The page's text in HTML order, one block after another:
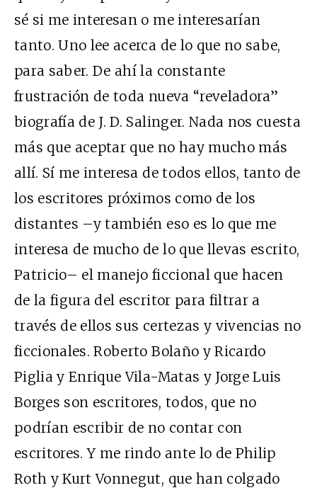
sé si me interesan o me interesarían
tanto. Uno lee acerca de lo que no sabe,
para saber. De ahí la constante
frustración de toda nueva “reveladora”
biografía de J. D. Salinger. Nada nos cuesta
más que aceptar que no hay mucho más
allí. Sí me interesa de todos ellos, tanto de
los escritores próximos como de los
distantes –y también eso es lo que me
interesa de mucho de lo que llevas escrito,
Patricio– el manejo ficcional que hacen
de la figura del escritor para filtrar a
través de ellos sus certezas y vivencias no
ficcionales. Roberto Bolaño y Ricardo
Piglia y Enrique Vila-Matas y Jorge Luis
Borges son escritores, todos, que no
podrían escribir de no contar con
escritores. Y me rindo ante lo de Philip
Roth y Kurt Vonnegut, que han colgado